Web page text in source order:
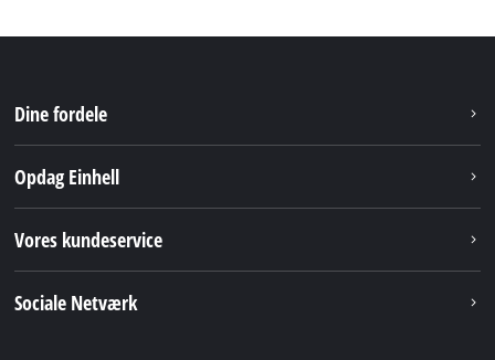
Dine fordele
Opdag Einhell
Vores kundeservice
Sociale Netværk